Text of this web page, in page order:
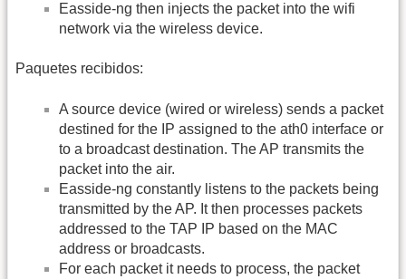
Easside-ng then injects the packet into the wifi
network via the wireless device.
Paquetes recibidos:
A source device (wired or wireless) sends a packet
destined for the IP assigned to the ath0 interface or
to a broadcast destination. The AP transmits the
packet into the air.
Easside-ng constantly listens to the packets being
transmitted by the AP. It then processes packets
addressed to the TAP IP based on the MAC
address or broadcasts.
For each packet it needs to process, the packet